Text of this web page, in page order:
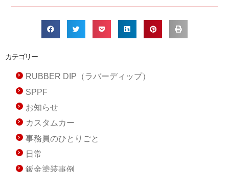
カテゴリー
RUBBER DIP（ラバーディップ）
SPPF
お知らせ
カスタムカー
事務員のひとりごと
日常
鈑金塗装事例